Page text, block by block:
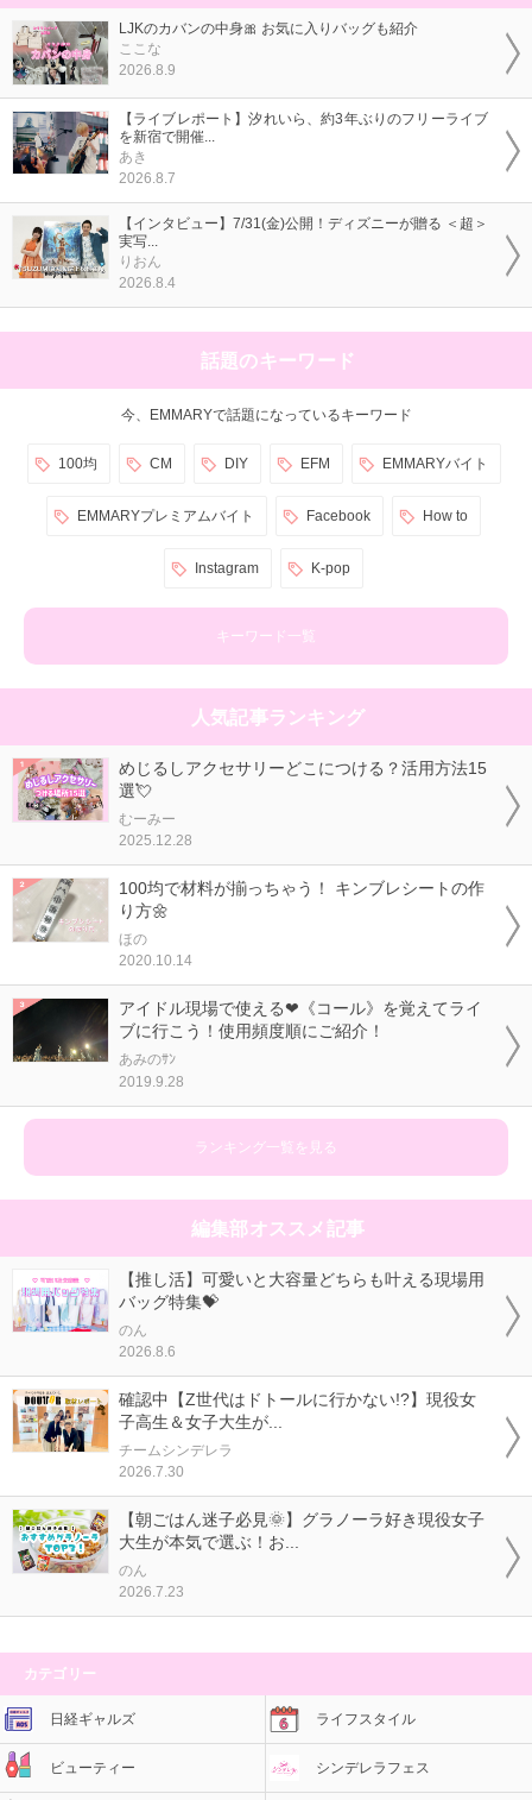
LJKのカバンの中身🎀 お気に入りバッグも紹介
ここな
2026.8.9
【ライブレポート】汐れいら、約3年ぶりのフリーライブ
を新宿で開催...
あき
2026.8.7
【インタビュー】7/31(金)公開！ディズニーが贈る ＜超＞
実写...
りおん
2026.8.4
話題のキーワード
今、EMMARYで話題になっているキーワード
100均 CM DIY EFM EMMARYバイト
EMMARYプレミアムバイト Facebook How to
Instagram K-pop
キーワード一覧
人気記事ランキング
めじるしアクセサリーどこにつける？活用方法15
選💘
むーみー
2025.12.28
100均で材料が揃っちゃう！ キンブレシートの作
り方🌼
ほの
2020.10.14
アイドル現場で使える❤《コール》を覚えてライ
ブに行こう！使用頻度順にご紹介！
あみのｻﾝ
2019.9.28
ランキング一覧を見る
編集部オススメ記事
【推し活】可愛いと大容量どちらも叶える現場用
バッグ特集💝
のん
2026.8.6
確認中【Z世代はドトールに行かない!?】現役女
子高生＆女子大生が...
チームシンデレラ
2026.7.30
【朝ごはん迷子必見🌞】グラノーラ好き現役女子
大生が本気で選ぶ！お...
のん
2026.7.23
カテゴリー
日経ギャルズ ライフスタイル
ビューティー シンデレラフェス